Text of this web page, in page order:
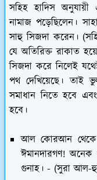
সহিহ হাদিস
নামাজ পড়েছিলেন।
সাহু সিজদা করেন।
যে অতিরিক্ত রাকাত
সিজদা করে নিলেই
পথ দেখিয়েছে। তাই
সমাধান নিতে হবে
হবে।
আল কোরআন থেকে
ঈমানদারগণ! অনেক
গুনাহ। - (সুরা আল-